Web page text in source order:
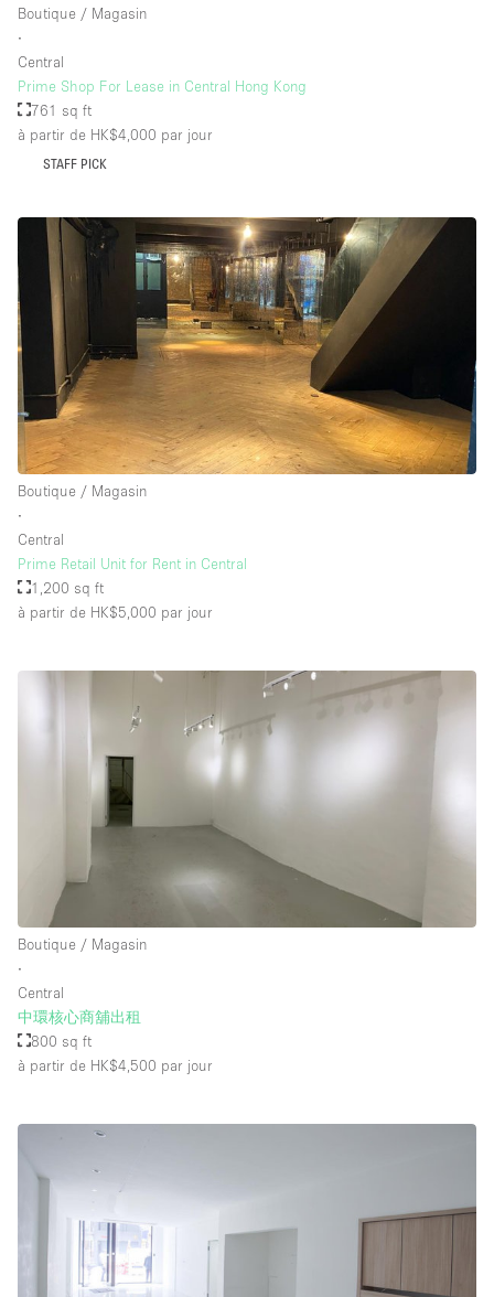
Boutique / Magasin
∙
Central
Prime Shop For Lease in Central Hong Kong
761 sq ft
à partir de HK$4,000 par jour
STAFF PICK
Boutique / Magasin
∙
Central
Prime Retail Unit for Rent in Central
1,200 sq ft
à partir de HK$5,000 par jour
Boutique / Magasin
∙
Central
中環核心商舖出租
800 sq ft
à partir de HK$4,500 par jour